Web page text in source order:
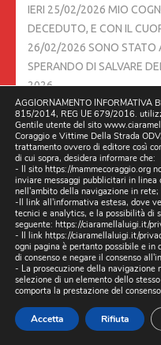
IERI 25/02/2026 MIO
DECEDUTO, E CON IL
26/02/2026 SONO STATO
SPERANDO DI SALVARE
2026
DIRETTA 24/02/2026 ORE
CANALI, CON DILLO A
FEBBRAIO 2026
TESTIMONE LA
ASSOCIAZIONE MAMME
STRADA – ODV24
INCONTRO SCUOLA 24/
DI QUARTO24 FEBBRAIO
NOI COME ASSOCIAZIONI
AGGIORNAMENTO INFORMATIVA
815/2014, REG UE 679/2016.
Gentile utente del sito
Coraggio e Vittime Della Strada
trattamento ovvero di editore così
di cui sopra, desidera informare che:
- Il sito https://mammecoraggio.org
inviare messaggi pubblicitari in
nell'ambito della navigazione in rete;
-Il link all'informativa estesa, dove
tecnici e analytics, e la possibilità di
seguente: https://ciaramellaluigi.it/
- Il link https://ciaramellaluigi.it/
ogni pagina è pertanto possibile e in
di consenso e negare il consenso
- La prosecuzione della navigazione
selezione di un elemento dello
comporta la prestazione del
Accetta Rifiuta